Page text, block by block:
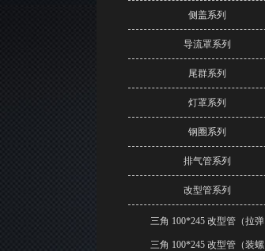
侧盖系列
导流罩系列
尾群系列
灯罩系列
钢圈系列
排气管系列
改型管系列
三角 100*245 改型管（拉弹
三角 100*245 改型管（装螺